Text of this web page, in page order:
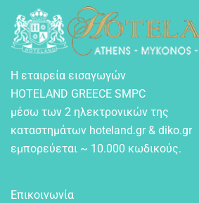
Η εταιρεία εισαγωγών
HOTELAND GREECE SMPC
μέσω των 2 ηλεκτρονικών της
καταστημάτων hoteland.gr & diko.gr
εμπορεύεται ~ 10.000 κωδικούς.
Επικοινωνία